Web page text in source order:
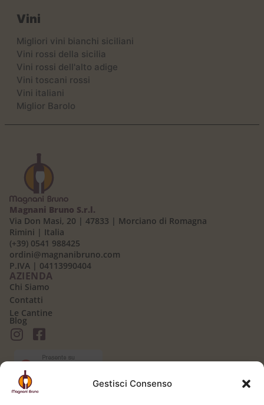
Gestisci Consenso
Vini
Migliori vini bianchi siciliani
Vini rossi della sicilia
Vini rossi dell'alto adige
Vini toscani rossi
Vini italiani
Miglior Barolo
Magnani Bruno S.r.l.
Via Don Masi, 20 | 47833 | Morciano di Romagna
Rimini | Italia
(+39) 0541 988425
ordini@magnanibruno.com
P.IVA | 04113990404
AZIENDA
Chi Siamo
Contatti
Le Cantine
Blog
AREA CLIENTI